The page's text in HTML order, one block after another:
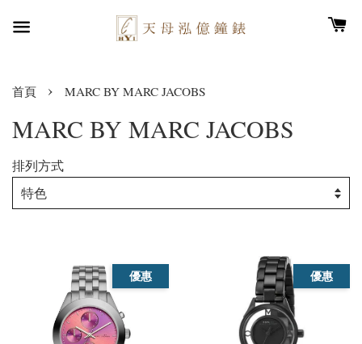
首頁 › MARC BY MARC JACOBS
MARC BY MARC JACOBS
排列方式
優惠 優惠